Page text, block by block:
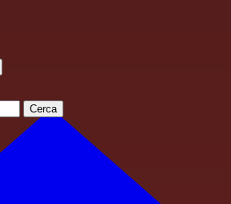
Cerca